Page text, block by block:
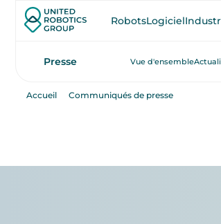
RobotsLogiciel
Presse Vue d'ensemble
Accueil Communiqués de presse